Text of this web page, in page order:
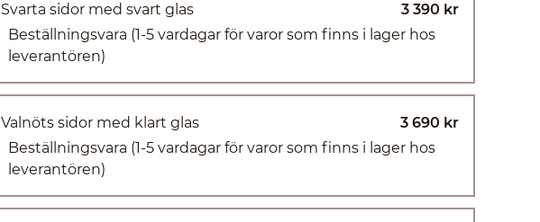
Svarta sidor med svart glas
3 390 kr
Beställningsvara (1-5 vardagar för varor som finns i lager hos
leverantören)
Valnöts sidor med klart glas
3 690 kr
Beställningsvara (1-5 vardagar för varor som finns i lager hos
leverantören)